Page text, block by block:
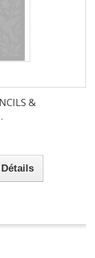
&
Détails